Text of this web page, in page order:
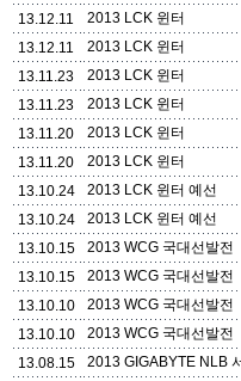
13.12.11
2013 LCK 윈터
13.12.11
2013 LCK 윈터
13.11.23
2013 LCK 윈터
13.11.23
2013 LCK 윈터
13.11.20
2013 LCK 윈터
13.11.20
2013 LCK 윈터
13.10.24
2013 LCK 윈터 예선
13.10.24
2013 LCK 윈터 예선
13.10.15
2013 WCG 국대선발전
13.10.15
2013 WCG 국대선발전
13.10.10
2013 WCG 국대선발전
13.10.10
2013 WCG 국대선발전
13.08.15
2013 GIGABYTE NLB